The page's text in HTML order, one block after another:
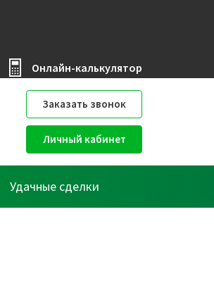
Онлайн-калькулятор
Заказать звонок
Личный кабинет
Удачные сделки